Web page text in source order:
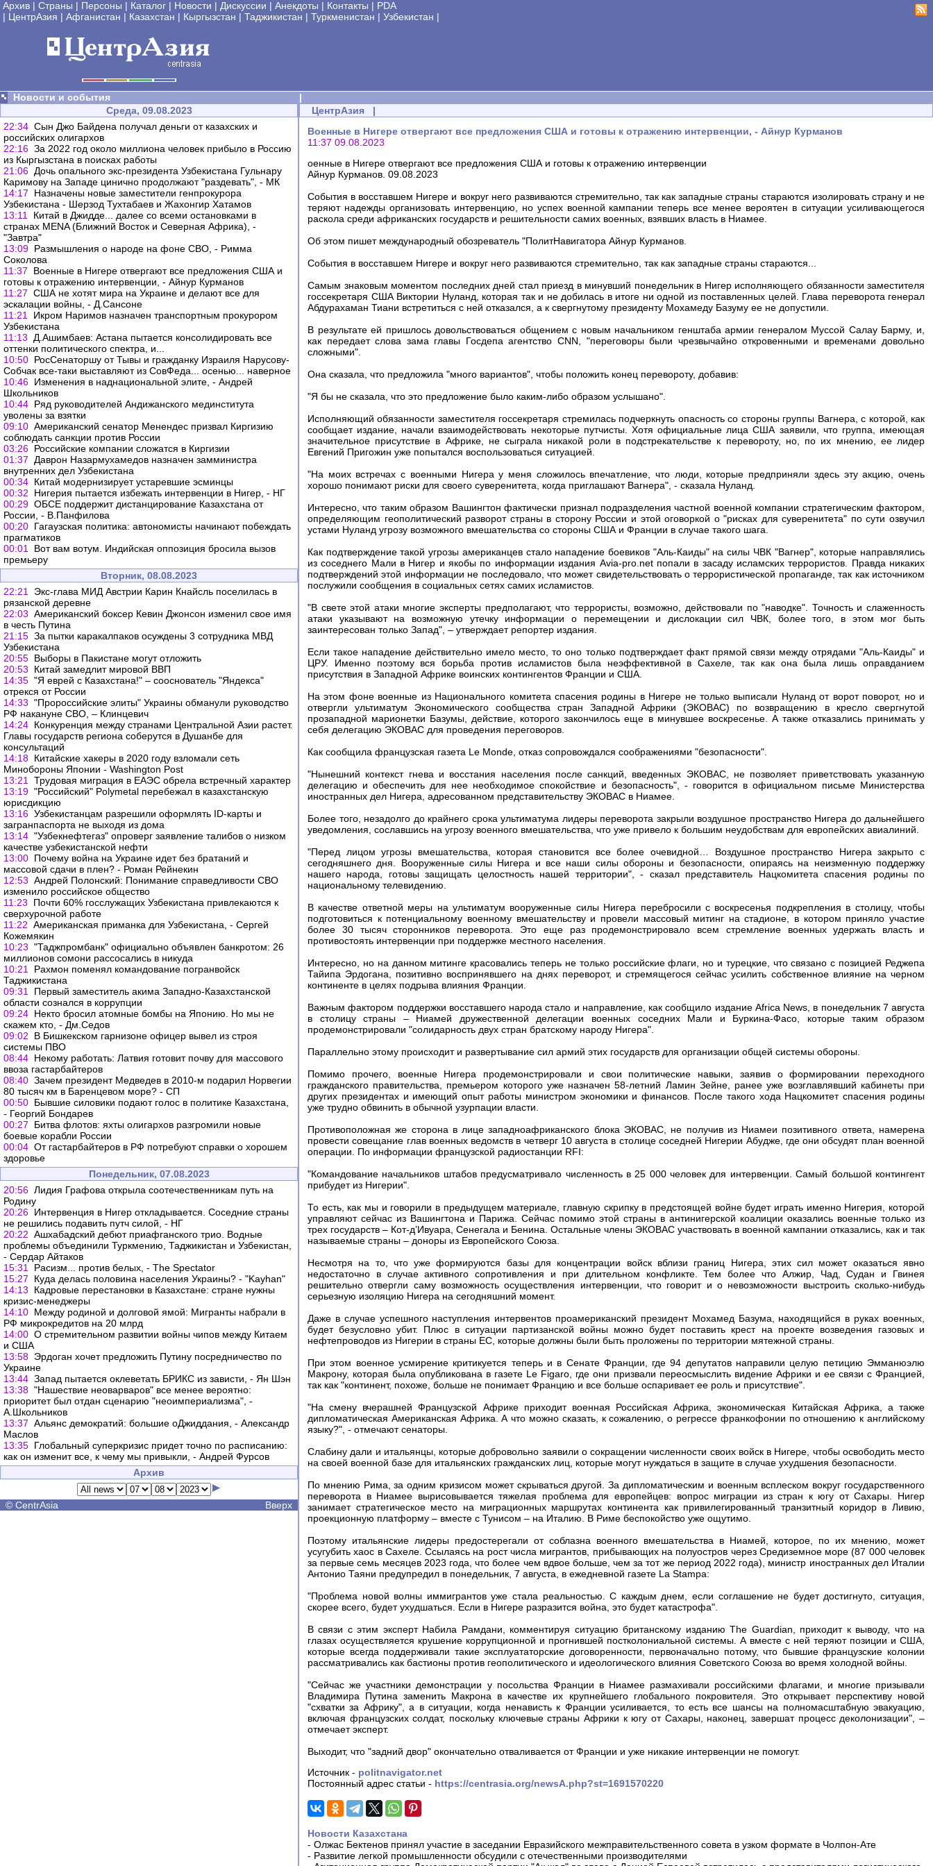
Архив | Страны | Персоны | Каталог | Новости | Дискуссии | Анекдоты | Контакты | PDA
| ЦентрАзия | Афганистан | Казахстан | Кыргызстан | Таджикистан | Туркменистан | Узбекистан |
Новости и события
|
Среда, 09.08.2023
22:34 Сын Джо Байдена получал деньги от казахских и
российских олигархов
22:16 За 2022 год около миллиона человек прибыло в Россию
из Кыргызстана в поисках работы
21:06 Дочь опального экс-президента Узбекистана Гульнару
Каримову на Западе цинично продолжают "раздевать", - МК
14:17
Назначены новые заместители генпрокурора
Узбекистана - Шерзод Тухтабаев и Жахонгир Хатамов
13:11
Китай в Джидде... далее со всеми остановками в
странах MENA (Ближний Восток и Северная Африка), -
"Завтра"
13:09 Размышления о народе на фоне СВО, - Римма
Соколова
11:37
Военные в Нигере отвергают все предложения США и
готовы к отражению интервенции, - Айнур Курманов
11:27 США не хотят мира на Украине и делают все для
эскалации войны, - Д.Сансоне
11:21
Икром Наримов назначен транспортным прокурором
Узбекистана
11:13
Д.Ашимбаев: Астана пытается консолидировать все
оттенки политического спектра, и...
10:50 РосСенаторшу от Тывы и гражданку Израиля Нарусову-
Собчак все-таки выставляют из СовФеда... осенью... наверное
10:46 Изменения в наднациональной элите, - Андрей
Школьников
10:44 Ряд руководителей Андижанского мединститута
уволены за взятки
09:10 Американский сенатор Менендес призвал Киргизию
соблюдать санкции против России
03:26 Российские компании сложатся в Киргизии
01:37
Даврон Назармухамедов назначен замминистра
внутренних дел Узбекистана
00:34 Китай модернизирует устаревшие эсминцы
00:32
Нигерия пытается избежать интервенции в Нигер, - НГ
00:29 ОБСЕ поддержит дистанцирование Казахстана от
России, - В.Панфилова
00:20 Гагаузская политика: автономисты начинают побеждать
прагматиков
00:01
Вот вам вотум. Индийская оппозиция бросила вызов
премьеру
Вторник, 08.08.2023
22:21
Экс-глава МИД Австрии Карин Кнайсль поселилась в
рязанской деревне
22:03 Американский боксер Кевин Джонсон изменил свое имя
в честь Путина
21:15 За пытки каракалпаков осуждены 3 сотрудника МВД
Узбекистана
20:55 Выборы в Пакистане могут отложить
20:53
Китай замедлит мировой ВВП
14:35 "Я еврей с Казахстана!" – сооснователь "Яндекса"
отрекся от России
14:33 "Пророссийские элиты" Украины обманули руководство
РФ накануне СВО, – Клинцевич
14:24 Конкуренция между странами Центральной Азии растет.
Главы государств региона соберутся в Душанбе для
консультаций
14:18 Китайские хакеры в 2020 году взломали сеть
Минобороны Японии - Washington Post
13:21
Трудовая миграция в ЕАЭС обрела встречный характер
13:19 "Российский" Polymetal перебежал в казахстанскую
юрисдикцию
13:16 Узбекистанцам разрешили оформлять ID-карты и
загранпаспорта не выходя из дома
13:14 "Узбекнефтегаз" опроверг заявление талибов о низком
качестве узбекистанской нефти
13:00 Почему война на Украине идет без братаний и
массовой сдачи в плен? - Роман Рейнекин
12:53 Андрей Полонский: Понимание справедливости СВО
изменило российское общество
11:23
Почти 60% госслужащих Узбекистана привлекаются к
сверхурочной работе
11:22 Американская приманка для Узбекистана, - Сергей
Кожемякин
10:23 "Таджпромбанк" официально объявлен банкротом: 26
миллионов сомони рассосались в никуда
10:21
Рахмон поменял командование погранвойск
Таджикистана
09:31
Первый заместитель акима Западно-Казахстанской
области сознался в коррупции
09:24 Некто бросил атомные бомбы на Японию. Но мы не
скажем кто, - Дм.Седов
09:02
В Бишкекском гарнизоне офицер вывел из строя
системы ПВО
08:44 Некому работать: Латвия готовит почву для массового
ввоза гастарбайтеров
08:40 Зачем президент Медведев в 2010-м подарил Норвегии
80 тысяч км в Баренцевом море? - СП
00:50 Бывшие силовики подают голос в политике Казахстана,
- Георгий Бондарев
00:27
Битва флотов: яхты олигархов разгромили новые
боевые корабли России
00:04 От гастарбайтеров в РФ потребуют справки о хорошем
здоровье
Понедельник, 07.08.2023
20:56 Лидия Графова открыла соотечественникам путь на
Родину
20:26 Интервенция в Нигер откладывается. Соседние страны
не решились подавить путч силой, - НГ
20:22 Ашхабадский дебют приафганского трио. Водные
проблемы объединили Туркмению, Таджикистан и Узбекистан,
- Сердар Айтаков
15:31
Расизм... против белых, - The Spectator
15:27
Куда делась половина населения Украины? - "Kayhan"
14:13
Кадровые перестановки в Казахстане: стране нужны
кризис-менеджеры
14:10 Между родиной и долговой ямой: Мигранты набрали в
РФ микрокредитов на 20 млрд
14:00 О стремительном развитии войны чипов между Китаем
и США
13:58 Эрдоган хочет предложить Путину посредничество по
Украине
13:44 Запад пытается оклеветать БРИКС из зависти, - Ян Шэн
13:38 "Нашествие неоварваров" все менее вероятно:
приоритет был отдан сценарию "неоимпериализма", -
А.Школьников
13:37 Альянс демократий: большие оДжиддания, - Александр
Маслов
13:35 Глобальный суперкризис придет точно по расписанию:
как он изменит все, к чему мы привыкли, - Андрей Фурсов
Архив
© CentrAsia Вверх
ЦентрАзия |
Военные в Нигере отвергают все предложения США и готовы к отражению интервенции, - Айнур Курманов
11:37 09.08.2023
оенные в Нигере отвергают все предложения США и готовы к отражению интервенции
Айнур Курманов. 09.08.2023
События в восставшем Нигере и вокруг него развиваются стремительно, так как западные страны стараются изолировать страну и не
теряют надежды организовать интервенцию, но успех военной кампании теперь все менее вероятен в ситуации усиливающегося
раскола среди африканских государств и решительности самих военных, взявших власть в Ниамее.
Об этом пишет международный обозреватель "ПолитНавигатора Айнур Курманов.
События в восставшем Нигере и вокруг него развиваются стремительно, так как западные страны стараются...
Самым знаковым моментом последних дней стал приезд в минувший понедельник в Нигер исполняющего обязанности заместителя
госсекретаря США Виктории Нуланд, которая так и не добилась в итоге ни одной из поставленных целей. Глава переворота генерал
Абдурахаман Тиани встретиться с ней отказался, а к свергнутому президенту Мохамеду Базуму ее не допустили.
В результате ей пришлось довольствоваться общением с новым начальником генштаба армии генералом Муссой Салау Барму, и,
как передает слова зама главы Госдепа агентство CNN, "переговоры были чрезвычайно откровенными и временами довольно
сложными".
Она сказала, что предложила "много вариантов", чтобы положить конец перевороту, добавив:
"Я бы не сказала, что это предложение было каким-либо образом услышано".
Исполняющий обязанности заместителя госсекретаря стремилась подчеркнуть опасность со стороны группы Вагнера, с которой, как
сообщает издание, начали взаимодействовать некоторые путчисты. Хотя официальные лица США заявили, что группа, имеющая
значительное присутствие в Африке, не сыграла никакой роли в подстрекательстве к перевороту, но, по их мнению, ее лидер
Евгений Пригожин уже попытался воспользоваться ситуацией.
"На моих встречах с военными Нигера у меня сложилось впечатление, что люди, которые предприняли здесь эту акцию, очень
хорошо понимают риски для своего суверенитета, когда приглашают Вагнера", - сказала Нуланд.
Интересно, что таким образом Вашингтон фактически признал подразделения частной военной компании стратегическим фактором,
определяющим геополитический разворот страны в сторону России и этой оговоркой о "рисках для суверенитета" по сути озвучил
устами Нуланд угрозу возможного вмешательства со стороны США и Франции в случае такого шага.
Как подтверждение такой угрозы американцев стало нападение боевиков "Аль-Каиды" на силы ЧВК "Вагнер", которые направлялись
из соседнего Мали в Нигер и якобы по информации издания Аvia-pro.net попали в засаду исламских террористов. Правда никаких
подтверждений этой информации не последовало, что может свидетельствовать о террористической пропаганде, так как источником
послужили сообщения в социальных сетях самих исламистов.
"В свете этой атаки многие эксперты предполагают, что террористы, возможно, действовали по "наводке". Точность и слаженность
атаки указывают на возможную утечку информации о перемещении и дислокации сил ЧВК, более того, в этом мог быть
заинтересован только Запад", – утверждает репортер издания.
Если такое нападение действительно имело место, то оно только подтверждает факт прямой связи между отрядами "Аль-Каиды" и
ЦРУ. Именно поэтому вся борьба против исламистов была неэффективной в Сахеле, так как она была лишь оправданием
присутствия в Западной Африке воинских контингентов Франции и США.
На этом фоне военные из Национального комитета спасения родины в Нигере не только выписали Нуланд от ворот поворот, но и
отвергли ультиматум Экономического сообщества стран Западной Африки (ЭКОВАС) по возвращению в кресло свергнутой
прозападной марионетки Базумы, действие, которого закончилось еще в минувшее воскресенье. А также отказались принимать у
себя делегацию ЭКОВАС для проведения переговоров.
Как сообщила французская газета Le Monde, отказ сопровождался соображениями "безопасности".
"Нынешний контекст гнева и восстания населения после санкций, введенных ЭКОВАС, не позволяет приветствовать указанную
делегацию и обеспечить для нее необходимое спокойствие и безопасность", - говорится в официальном письме Министерства
иностранных дел Нигера, адресованном представительству ЭКОВАС в Ниамее.
Более того, незадолго до крайнего срока ультиматума лидеры переворота закрыли воздушное пространство Нигера до дальнейшего
уведомления, сославшись на угрозу военного вмешательства, что уже привело к большим неудобствам для европейских авиалиний.
"Перед лицом угрозы вмешательства, которая становится все более очевидной… Воздушное пространство Нигера закрыто с
сегодняшнего дня. Вооруженные силы Нигера и все наши силы обороны и безопасности, опираясь на неизменную поддержку
нашего народа, готовы защищать целостность нашей территории", - сказал представитель Нацкомитета спасения родины по
национальному телевидению.
В качестве ответной меры на ультиматум вооруженные силы Нигера перебросили с воскресенья подкрепления в столицу, чтобы
подготовиться к потенциальному военному вмешательству и провели массовый митинг на стадионе, в котором приняло участие
более 30 тысяч сторонников переворота. Это еще раз продемонстрировало всем стремление военных удержать власть и
противостоять интервенции при поддержке местного населения.
Интересно, но на данном митинге красовались теперь не только российские флаги, но и турецкие, что связано с позицией Реджепа
Тайипа Эрдогана, позитивно воспринявшего на днях переворот, и стремящегося сейчас усилить собственное влияние на черном
континенте в целях подрыва влияния Франции.
Важным фактором поддержки восставшего народа стало и направление, как сообщило издание Africa News, в понедельник 7 августа
в столицу страны – Ниамей дружественной делегации военных соседних Мали и Буркина-Фасо, которые таким образом
продемонстрировали "солидарность двух стран братскому народу Нигера".
Параллельно этому происходит и развертывание сил армий этих государств для организации общей системы обороны.
Помимо прочего, военные Нигера продемонстрировали и свои политические навыки, заявив о формировании переходного
гражданского правительства, премьером которого уже назначен 58-летний Ламин Зейне, ранее уже возглавлявший кабинеты при
других президентах и имеющий опыт работы министром экономики и финансов. После такого хода Нацкомитет спасения родины
уже трудно обвинить в обычной узурпации власти.
Противоположная же сторона в лице западноафриканского блока ЭКОВАС, не получив из Ниамеи позитивного ответа, намерена
провести совещание глав военных ведомств в четверг 10 августа в столице соседней Нигерии Абудже, где они обсудят план военной
операции. По информации французской радиостанции RFI:
"Командование начальников штабов предусматривало численность в 25 000 человек для интервенции. Самый большой контингент
прибудет из Нигерии".
То есть, как мы и говорили в предыдущем материале, главную скрипку в предстоящей войне будет играть именно Нигерия, которой
управляют сейчас из Вашингтона и Парижа. Сейчас помимо этой страны в антинигерской коалиции оказались военные только из
трех государств – Кот-д’Ивуара, Сенегала и Бенина. Остальные члены ЭКОВАС участвовать в военной кампании отказались, как и так
называемые страны – доноры из Европейского Союза.
Несмотря на то, что уже формируются базы для концентрации войск вблизи границ Нигера, этих сил может оказаться явно
недостаточно в случае активного сопротивления и при длительном конфликте. Тем более что Алжир, Чад, Судан и Гвинея
решительно отвергли саму возможность осуществления интервенции, что говорит и о невозможности выстроить сколько-нибудь
серьезную изоляцию Нигера на сегодняшний момент.
Даже в случае успешного наступления интервентов проамериканский президент Мохамед Базума, находящийся в руках военных,
будет безусловно убит. Плюс в ситуации партизанской войны можно будет поставить крест на проекте возведения газовых и
нефтепроводов из Нигерии в страны ЕС, которые должны были быть проложены по территории мятежной страны.
При этом военное усмирение критикуется теперь и в Сенате Франции, где 94 депутатов направили целую петицию Эмманюэлю
Макрону, которая была опубликована в газете Le Figaro, где они призвали переосмыслить видение Африки и ее связи с Францией,
так как "континент, похоже, больше не понимает Францию и все больше оспаривает ее роль и присутствие".
"На смену вчерашней Французской Африке приходит военная Российская Африка, экономическая Китайская Африка, а также
дипломатическая Американская Африка. А что можно сказать, к сожалению, о регрессе франкофонии по отношению к английскому
языку?", - отмечают сенаторы.
Слабину дали и итальянцы, которые добровольно заявили о сокращении численности своих войск в Нигере, чтобы освободить место
на своей военной базе для итальянских гражданских лиц, которые могут нуждаться в защите в случае ухудшения безопасности.
По мнению Рима, за одним кризисом может скрываться другой. За дипломатическим и военным всплеском вокруг государственного
переворота в Ниамее вырисовывается тяжелая проблема для европейцев: вопрос миграции из стран к югу от Сахары. Нигер
занимает стратегическое место на миграционных маршрутах континента как привилегированный транзитный коридор в Ливию,
проекционную платформу – вместе с Тунисом – на Италию. В Риме беспокойство уже ощутимо.
Поэтому итальянские лидеры предостерегали от соблазна военного вмешательства в Ниамей, которое, по их мнению, может
усугубить хаос в Сахеле. Ссылаясь на рост числа мигрантов, прибывающих на полуостров через Средиземное море (87 000 человек
за первые семь месяцев 2023 года, что более чем вдвое больше, чем за тот же период 2022 года), министр иностранных дел Италии
Антонио Таяни предупредил в понедельник, 7 августа, в ежедневной газете La Stampa:
"Проблема новой волны иммигрантов уже стала реальностью. С каждым днем, если соглашение не будет достигнуто, ситуация,
скорее всего, будет ухудшаться. Если в Нигере разразится война, это будет катастрофа".
В связи с этим эксперт Набила Рамдани, комментируя ситуацию британскому изданию Тhe Guardian, приходит к выводу, что на
глазах осуществляется крушение коррупционной и прогнившей постколониальной системы. А вместе с ней теряют позиции и США,
которые всегда поддерживали такие эксплуататорские договоренности, первоначально потому, что бывшие французские колонии
рассматривались как бастионы против геополитического и идеологического влияния Советского Союза во время холодной войны.
"Сейчас же участники демонстрации у посольства Франции в Ниамее размахивали российскими флагами, и многие призывали
Владимира Путина заменить Макрона в качестве их крупнейшего глобального покровителя. Это открывает перспективу новой
"схватки за Африку", а в ситуации, когда ненависть к Франции усиливается, то есть все шансы на полномасштабную эвакуацию,
включая французских солдат, поскольку ключевые страны Африки к югу от Сахары, наконец, завершат процесс деколонизации", –
отмечает эксперт.
Выходит, что "задний двор" окончательно отваливается от Франции и уже никакие интервенции не помогут.
Источник - politnavigator.net
Постоянный адрес статьи - https://centrasia.org/newsA.php?st=1691570220
Новости Казахстана
- Олжас Бектенов принял участие в заседании Евразийского межправительственного совета в узком формате в Чолпон-Ате
- Развитие легкой промышленности обсудили с отечественными производителями